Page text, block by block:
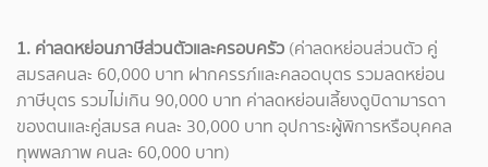
1. ค่าลดหย่อนภาษีส่วนตัวและครอบครัว (ค่าลดหย่อนส่วนตัว คู่
สมรสคนละ 60,000 บาท ฝากครรภ์และคลอดบุตร รวมลดหย่อน
ภาษีบุตร รวมไม่เกิน 90,000 บาท ค่าลดหย่อนเลี้ยงดูบิดามารดา
ของตนและคู่สมรส คนละ 30,000 บาท อุปการะผู้พิการหรือบุคคล
ทุพพลภาพ คนละ 60,000 บาท)